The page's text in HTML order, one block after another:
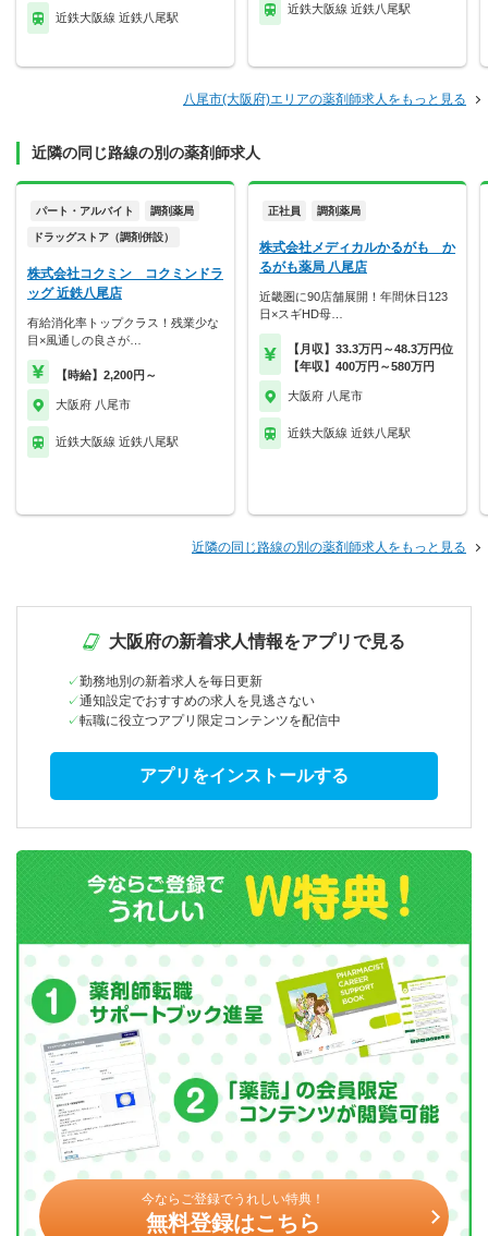
近鉄大阪線 近鉄八尾駅
近鉄大阪線 近鉄八尾駅
八尾市(大阪府)エリアの薬剤師求人をもっと見る
近隣の同じ路線の別の薬剤師求人
パート・アルバイト 調剤薬局
ドラッグストア（調剤併設）
株式会社コクミン コクミンドラ
ッグ 近鉄八尾店
有給消化率トップクラス！残業少な
目×風通しの良さが…
【時給】2,200円～
大阪府 八尾市
近鉄大阪線 近鉄八尾駅
正社員 調剤薬局
株式会社メディカルかるがも か
るがも薬局 八尾店
近畿圏に90店舗展開！年間休日123
日×スギHD母…
【月収】33.3万円～48.3万円位
【年収】400万円～580万円
大阪府 八尾市
近鉄大阪線 近鉄八尾駅
近隣の同じ路線の別の薬剤師求人をもっと見る
大阪府の新着求人情報をアプリで見る
勤務地別の新着求人を毎日更新
通知設定でおすすめの求人を見逃さない
転職に役立つアプリ限定コンテンツを配信中
アプリをインストールする
今ならご登録でうれしい特典！
無料登録はこちら